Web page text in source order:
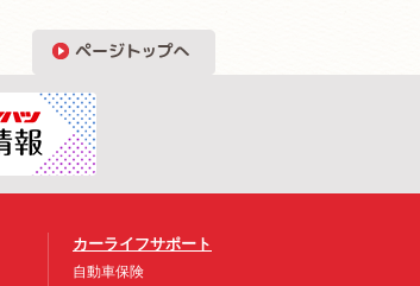
カーライフサポート
自動車保険